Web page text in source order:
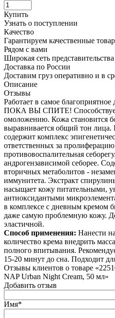
Купить
Узнать о поступлении
Качество
Гарантируем качественные
Рядом с вами
Широкая сеть представительства
Доставка по России
Доставим груз оперативно и в
Описание
Отзывы
Работает в самое благоприятное
ПОКА ВЫ СПИТЕ! Способствует
омоложению. Кожа становится
выравнивается общий тон
содержит комплекс
ответственных за
противовоспалительная
андрогензависимой себорее.
вторичных метаболитов -
иммунитета. Экстракт
насыщает кожу питательными,
антиоксидантыми
в комплексе с дневным кремом
даже самую проблемную кожу.
эластичной.
Способ применения: Нанести
количество крема внедрить
полного впитывания.
15-20 минут до сна. Подходит
Отзывы клиентов о товаре
NAP Urban Night Cream, 50 мл»
Добавить отзыв
Имя*